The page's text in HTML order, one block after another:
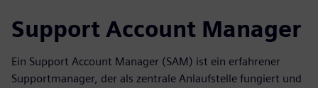
Support Account Manager
Ein Support Account Manager (SAM) ist ein erfahrener
Supportmanager, der als zentrale Anlaufstelle fungiert und